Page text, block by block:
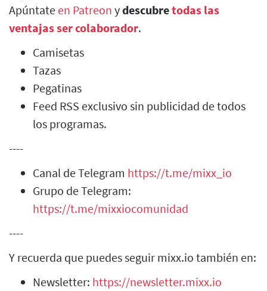
Apúntate en Patreon ydescubretodas las
ventajas ser colaborador.
Camisetas
Tazas
Pegatinas
Feed RSS exclusivo sin publicidad de todos
los programas.
----
Canal de Telegram https://t.me/mixx_io
Grupo de Telegram:
https://t.me/mixxiocomunidad
----
Y recuerda que puedes seguir mixx.io también en:
Newsletter: https://newsletter.mixx.io